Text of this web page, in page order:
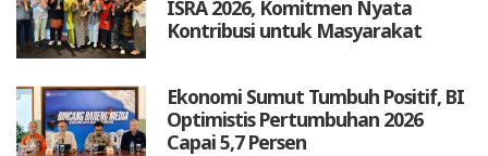
ISRA 2026, Komitmen Nyata
Kontribusi untuk Masyarakat
Ekonomi Sumut Tumbuh Positif, BI
Optimistis Pertumbuhan 2026
Capai 5,7 Persen